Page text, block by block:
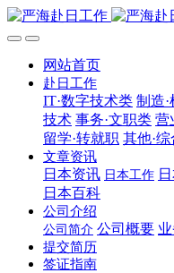
网站首页
赴日工作
IT·数字技术类 制造
技术 事务·文职类 营
留学·转就职 其他·
文章资讯
日本资讯 日本工作
日本百科
公司介绍
公司简介 公司概要
提交简历
签证指南